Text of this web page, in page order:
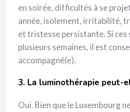
en soirée, difficultés à se
année, isolement, irritabilité,
et tristesse persistante. Si
plusieurs semaines, il est
accompagné(e).
3. La luminothérapie peut-
Oui. Bien que le Luxembourg